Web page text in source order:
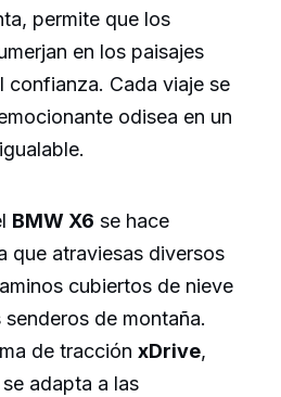
permite que los
en los paisajes
confianza. Cada viaje se
odisea en un
BMW X6 se hace
que atraviesas diversos
cubiertos de nieve
de montaña.
de tracción xDrive,
adapta a las